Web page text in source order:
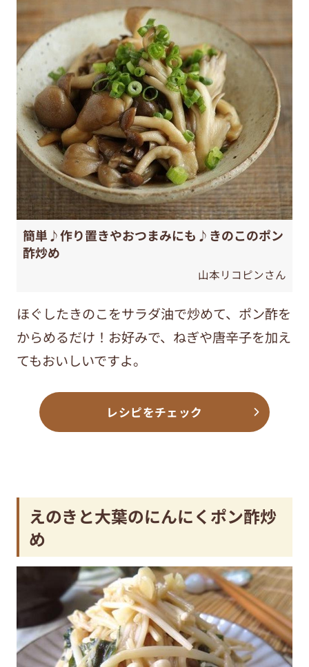
簡単♪作り置きやおつまみにも♪きのこのポン
酢炒め
山本リコピンさん
ほぐしたきのこをサラダ油で炒めて、ポン酢を
からめるだけ！お好みで、ねぎや唐辛子を加え
てもおいしいですよ。
レシピをチェック
えのきと大葉のにんにくポン酢炒
め